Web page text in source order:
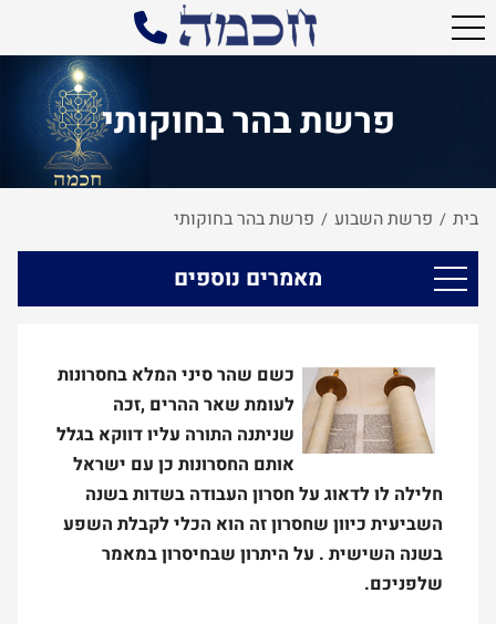
פרשת בהר בחוקותי
בית / פרשת השבוע / פרשת בהר בחוקותי
מאמרים נוספים
כשם שהר סיני המלא בחסרונות
לעומת שאר ההרים ,זכה
שניתנה התורה עליו דווקא בגלל
אותם החסרונות כן עם ישראל
חלילה לו לדאוג על חסרון העבודה בשדות בשנה
השביעית כיוון שחסרון זה הוא הכלי לקבלת השפע
בשנה השישית . על היתרון שבחיסרון במאמר
שלפניכם.